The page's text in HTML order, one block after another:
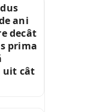
ani
decât
prima
uit cât